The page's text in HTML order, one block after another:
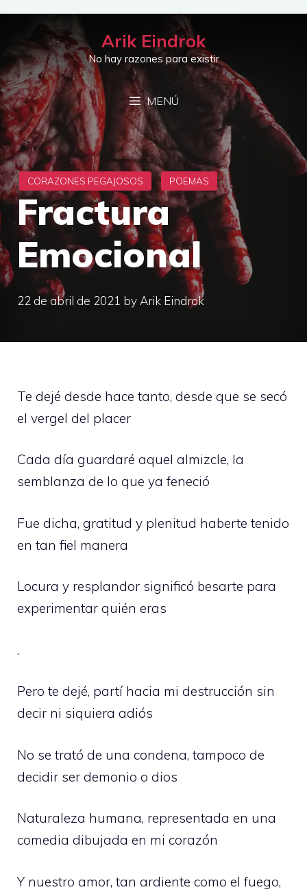
Saltar
contenido
Arik Eindrok
No hay razones para existir
MENÚ
Fractura
Emocional
22 de abril de 2021 by Arik Eindrok
Te dejé desde hace tanto, desde que se secó
el vergel del placer
Cada día guardaré aquel almizcle, la
semblanza de lo que ya feneció
Fue dicha, gratitud y plenitud haberte tenido
en tan fiel manera
Locura y resplandor significó besarte para
experimentar quién eras
.
Pero te dejé, partí hacia mi destrucción sin
decir ni siquiera adiós
No se trató de una condena, tampoco de
decidir ser demonio o dios
Naturaleza humana, representada en una
comedia dibujada en mi corazón
Y nuestro amor, tan ardiente como el fuego,